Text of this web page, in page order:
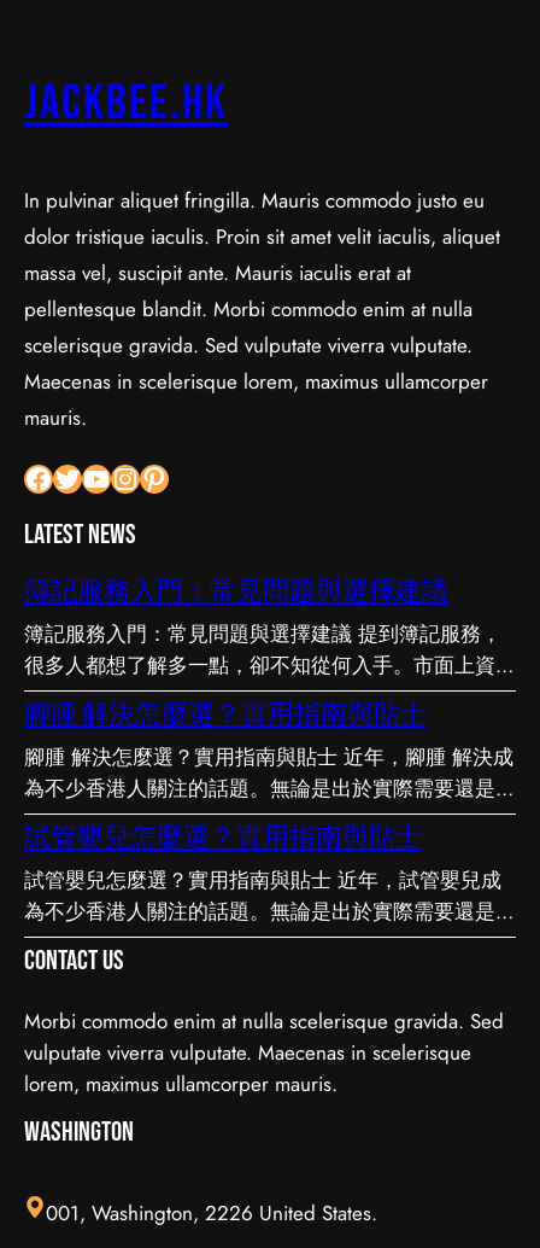
jackbee.hk
In pulvinar aliquet fringilla. Mauris commodo justo eu
dolor tristique iaculis. Proin sit amet velit iaculis, aliquet
massa vel, suscipit ante. Mauris iaculis erat at
pellentesque blandit. Morbi commodo enim at nulla
scelerisque gravida. Sed vulputate viverra vulputate.
Maecenas in scelerisque lorem, maximus ullamcorper
mauris.
Facebook Twitter YouTube InstagramPinterest
Latest News
簿記服務入門：常見問題與選擇建議
簿記服務入門：常見問題與選擇建議 提到簿記服務，
很多人都想了解多一點，卻不知從何入手。市面上資訊
繁多，真假難辨。以下整理了幾個值得留意的重點，希
望能幫助你更清晰地掌握簿記服務的相關知識。 事前
要留意甚麼 在做決定之前，有幾點值得特別留意。首
先，每個人的情況不盡相同，適合別人的未必適合自
己；其次，資訊來源是否可靠同樣關鍵。如有任何疑
問，諮詢相關範疇的專業人士，往往能得到更貼合個人
需要的建議。 聰明選擇的方法 幾個簡單的方法，能幫
你少走冤枉路：先設定清晰的目標與預算、收集足夠的
資料再比較，以及保留彈性以應對變化。把這些習慣養
成，做選擇時自然更得心應手。 因應需要選擇 不同的
情境，對簿記服務的要求也不一樣。先想清楚自己最常
遇到的情況與優先考量，再作選擇，就能避免買了用不
上、或選了不合適的尷尬，讓每一分付出都用得其所。
如何選擇 在考慮簿記服務時，建議從自己的實際需要
出發，比較不同選擇的特點與條件，而非單看價錢或表
需要的方案。想進一步了解相關資訊，可以參考簿記服
務，當中有更詳細的介紹。 簿記服務是甚麼 要真正掌
腳腫 解決怎麼選？實用指南與貼士
腳腫 解決怎麼選？實用指南與貼士 近年，腳腫 解決成
為不少香港人關注的話題。無論是出於實際需要還是興
趣，先對它有基本認識，都有助我們作出更明智的決
定。這篇文章會從不同角度，和大家分享關於腳腫 解
決的實用資訊。 它的重要性 認真了解腳腫 解決的好處
顯而易見：當你清楚自己面對的選擇與條件，便更容易
避開常見的陷阱，把時間與資源花在真正合適的地方，
這也是做足功課的價值所在。 事前要留意甚麼 在做決
定之前，有幾點值得特別留意。首先，每個人的情況不
盡相同，適合別人的未必適合自己；其次，資訊來源是
否可靠同樣關鍵。如有任何疑問，諮詢相關範疇的專業
人士，往往能得到更貼合個人需要的建議。 聰明選擇
的方法 幾個簡單的方法，能幫你少走冤枉路：先設定
彈性以應對變化。把這些習慣養成，做選擇時自然更得
心應手。 因應需要選擇 不同的情境，對腳腫 解決的要
試管嬰兒怎麼選？實用指南與貼士
試管嬰兒怎麼選？實用指南與貼士 近年，試管嬰兒成
為不少香港人關注的話題。無論是出於實際需要還是興
趣，先對它有基本認識，都有助我們作出更明智的決
定。這篇文章會從不同角度，和大家分享關於試管嬰兒
的實用資訊。 它的重要性 認真了解試管嬰兒的好處顯
而易見：當你清楚自己面對的選擇與條件，便更容易避
開常見的陷阱，把時間與資源花在真正合適的地方，這
也是做足功課的價值所在。 事前要留意甚麼 在做決定
之前，有幾點值得特別留意。首先，每個人的情況不盡
可靠同樣關鍵。如有任何疑問，諮詢相關範疇的專業人
士，往往能得到更貼合個人需要的建議。 聰明選擇的
Contact Us
Morbi commodo enim at nulla scelerisque gravida. Sed
vulputate viverra vulputate. Maecenas in scelerisque
lorem, maximus ullamcorper mauris.
Washington
001, Washington, 2226 United States.